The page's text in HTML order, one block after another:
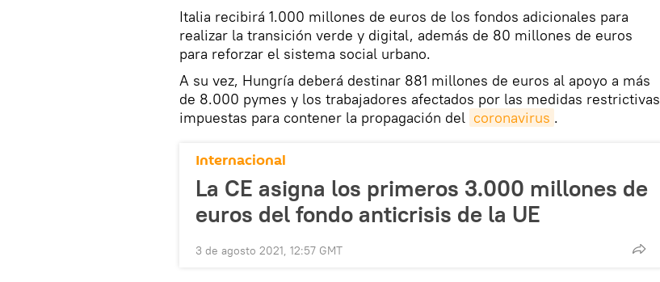
Italia recibirá 1.000 millones de euros de los fondos adicionales para
realizar la transición verde y digital, además de 80 millones de euros
para reforzar el sistema social urbano.
A su vez, Hungría deberá destinar 881 millones de euros al apoyo a más
de 8.000 pymes y los trabajadores afectados por las medidas restrictivas
impuestas para contener la propagación del coronavirus .
Internacional
La CE asigna los primeros 3.000 millones de
euros del fondo anticrisis de la UE
3 de agosto 2021, 12:57 GMT